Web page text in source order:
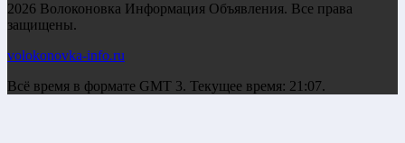
2026 Волоконовка Информация Объявления. Все права
защищены.
volokonovka-info.ru
Всё время в формате GMT 3. Текущее время: 21:07.